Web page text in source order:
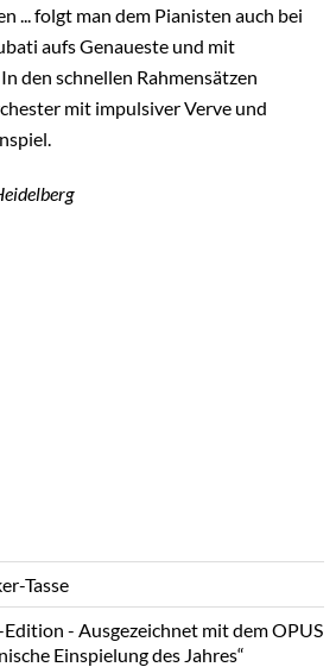
... folgt man dem Pianisten auch bei
aufs Genaueste und mit
den schnellen Rahmensätzen
mit impulsiver Verve und
Tasse
- Ausgezeichnet mit dem OPUS
Einspielung des Jahres“